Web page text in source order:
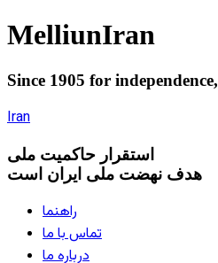
MelliunIran
Since 1905 for independence,
Iran
استقرار حاکميت ملی
هدف نهضت ملی ایران است
راهنما
تماس با ما
درباره ما